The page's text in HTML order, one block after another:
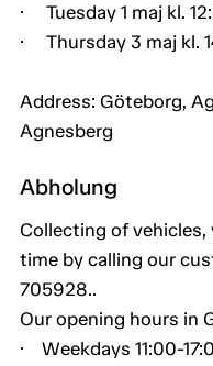
· Tuesday 1 maj kl.
· Thursday 3 maj kl.
Address: Göteborg,
Agnesberg
Abholung
Collecting of
time by calling our
705928..
Our opening hours in
· Weekdays 11:00-